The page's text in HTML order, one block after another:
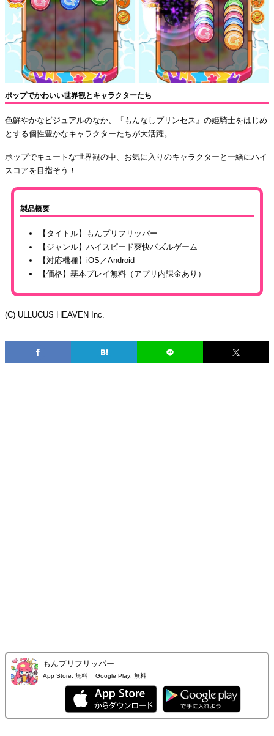
ポップでかわいい世界観とキャラクターたち
色鮮やかなビジュアルのなか、『もんなしプリンセス』の姫騎士をはじめ
とする個性豊かなキャラクターたちが大活躍。
ポップでキュートな世界観の中、お気に入りのキャラクターと一緒にハイ
スコアを目指そう！
製品概要
【タイトル】もんプリフリッパー
【ジャンル】ハイスピード爽快パズルゲーム
【対応機種】iOS／Android
【価格】基本プレイ無料（アプリ内課金あり）
(C) ULLUCUS HEAVEN Inc.
もんプリフリッパー
App Store: 無料 Google Play: 無料